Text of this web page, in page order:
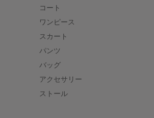
コート
ワンピース
スカート
パンツ
バッグ
アクセサリー
ストール